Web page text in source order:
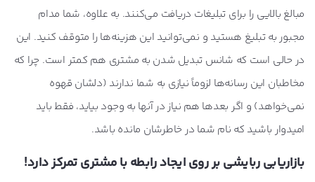
مبالغ بالایی را برای تبلیغات دریافت می‌کنند. به علاوه، شما مدام
مجبور به تبلیغ هستید و نمی‌توانید این هزینه‌ها را متوقف کنید. این
در حالی است که شانس تبدیل شدن به مشتری هم کمتر است. چرا که
مخاطبان این رسانه‌ها لزوماً نیازی به شما ندارند (دلشان قهوه
نمی‌خواهد) و اگر بعدها هم نیاز در آنها به وجود بیاید، فقط باید
امیدوار باشید که نام شما در خاطرشان مانده باشد.
بازاریابی ربایشی بر روی ایجاد رابطه با مشتری تمرکز دارد!